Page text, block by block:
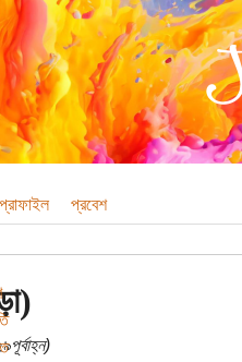
প্রবেশ